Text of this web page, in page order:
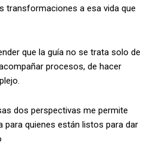
transformaciones a esa vida que
que la guía no se trata solo de
procesos, de hacer
dos perspectivas me permite
para quienes están listos para dar